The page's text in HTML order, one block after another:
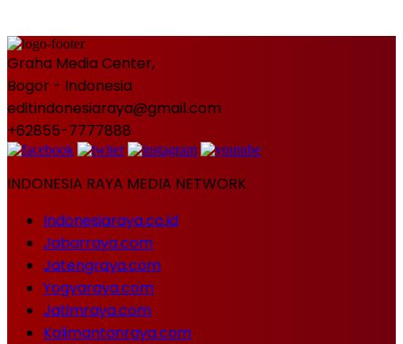
Graha Media Center,
Bogor - Indonesia
editindonesiaraya@gmail.com
+62855-7777888
INDONESIA RAYA MEDIA NETWORK
Indonesiaraya.co.id
Jabarraya.com
Jatengraya.com
Yogyaraya.com
Jatimraya.com
Kalimantanraya.com